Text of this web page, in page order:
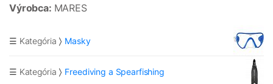
Výrobca: MARES
☰ Kategória Masky
☰ Kategória Freediving a Spearfishing